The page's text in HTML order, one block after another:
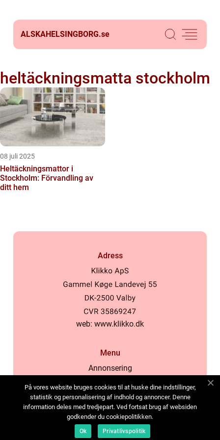
ALSKAHELSINGBORG.se
heltäckningsmatta stockholm
08 juli 2025
Heltäckningsmattor i
Stockholm: Förvandling av
ditt hem
Adress
web: www.klikko.dk
Menu
Annonsering
Cookies
Kontakta oss
Sitemap
På vores website bruges cookies til at huske dine indstillinger,
statistik og personalisering af indhold og annoncer. Denne
information deles med tredjepart. Ved fortsat brug af websiden
godkender du cookiepolitikken.
Ok Privatlivspolitik